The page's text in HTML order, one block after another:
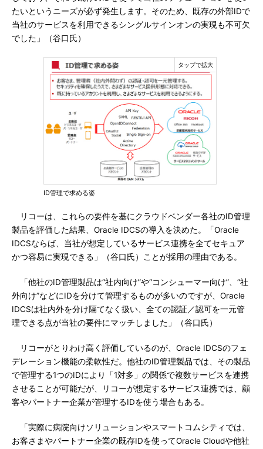
たいというニーズが必ず発生します。そのため、既存の外部IDで
当社のサービスを利用できるシングルサインオンの実現も不可欠
でした」（谷口氏）
ID管理で求める姿
リコーは、これらの要件を基にクラウドベンダー各社のID管理
製品を評価した結果、Oracle IDCSの導入を決めた。「Oracle
IDCSならば、当社が想定しているサービス連携を全てセキュア
かつ容易に実現できる」（谷口氏）ことが採用の理由である。
「他社のID管理製品は“社内向け”や“コンシューマー向け”、“社
外向け”などにIDを分けて管理するものが多いのですが、Oracle
IDCSは社内外を分け隔てなく扱い、全ての認証／認可を一元管
理できる点が当社の要件にマッチしました」（谷口氏）
リコーがとりわけ高く評価しているのが、Oracle IDCSのフェ
デレーション機能の柔軟性だ。他社のID管理製品では、その製品
で管理する1つのIDにより「1対多」の関係で複数サービスを連携
させることが可能だが、リコーが想定するサービス連携では、顧
客やパートナー企業が管理するIDを使う場合もある。
「実際に病院向けソリューションやスマートコムシティでは、
お客さまやパートナー企業の既存IDを使ってOracle Cloudや他社